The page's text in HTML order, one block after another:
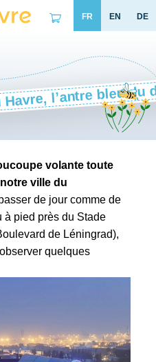
l’antre bleu
volante toute
ville du
de jour comme de
à pied près du Stade
de Léningrad),
quelques